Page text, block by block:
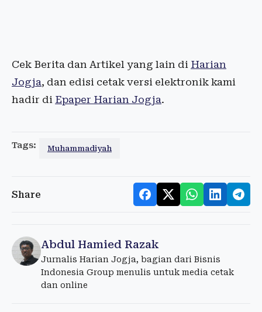
Cek Berita dan Artikel yang lain di Harian
Jogja, dan edisi cetak versi elektronik kami
hadir di Epaper Harian Jogja.
Tags: Muhammadiyah
Share
Abdul Hamied Razak
Jurnalis Harian Jogja, bagian dari Bisnis
Indonesia Group menulis untuk media cetak
dan online